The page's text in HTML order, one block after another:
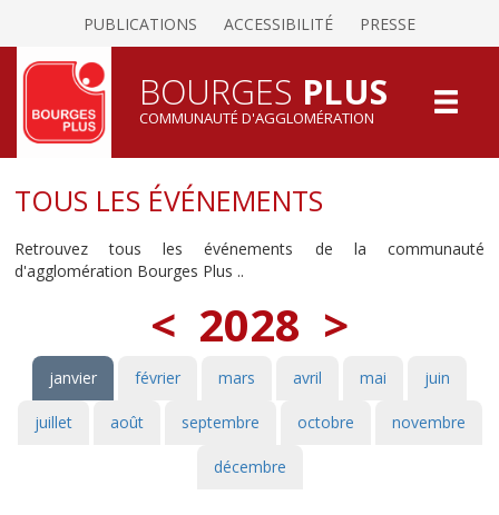
PUBLICATIONS ACCESSIBILITÉ PRESSE
BOURGES PLUS
COMMUNAUTÉ D'AGGLOMÉRATION
TOUS LES ÉVÉNEMENTS
Retrouvez tous les événements de la communauté
d'agglomération Bourges Plus ..
< 2028 >
janvier février mars avril mai juin
juillet août septembre octobre novembre
décembre